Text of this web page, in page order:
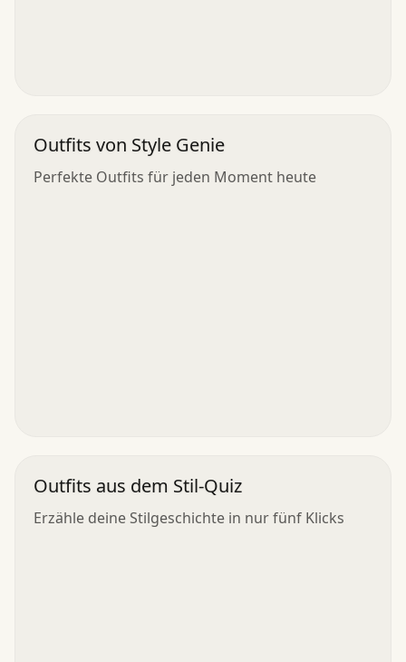
Outfits von Style Genie
Perfekte Outfits für jeden Moment heute
Outfits aus dem Stil-Quiz
Erzähle deine Stilgeschichte in nur fünf Klicks